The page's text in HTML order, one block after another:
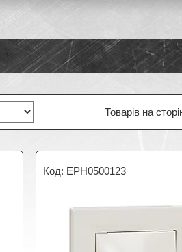
EPH0500123